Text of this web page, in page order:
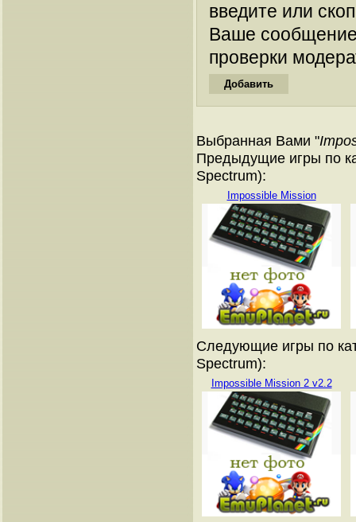
введите или
Ваше
проверки
Выбранная Вами "
Предыдущие игры по
Spectrum):
Impossible Mission
Следующие игры по
Spectrum):
Impossible Mission 2 v2.2